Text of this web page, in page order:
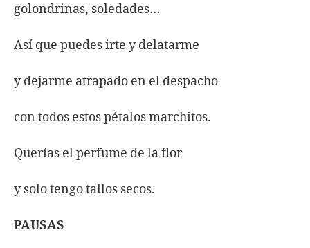
golondrinas, soledades…
Así que puedes irte y delatarme
y dejarme atrapado en el despacho
con todos estos pétalos marchitos.
Querías el perfume de la flor
y solo tengo tallos secos.
PAUSAS